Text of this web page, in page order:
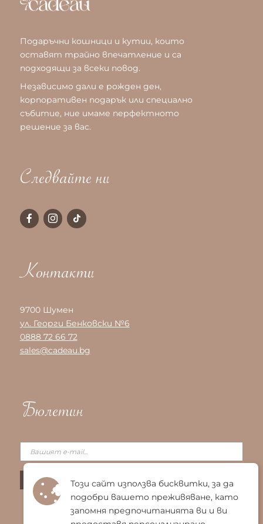
Подаръчни кошници и кутии, които
оставят трайно впечатление и са
подходящи за всеки повод.
Независимо дали е рожден ден,
корпоративен подарък или специално
събитие, ние имаме перфектното
решение за вас.
Следвайте ни
Контакти
9700 Шумен
ул. Георги Бенковски №6
0888 72 66 72
sales@cadeau.bg
Бюлетин
Този сайт използва бисквитки, за да
подобри вашето преживяване, като
запомня предпочитанията ви и ви